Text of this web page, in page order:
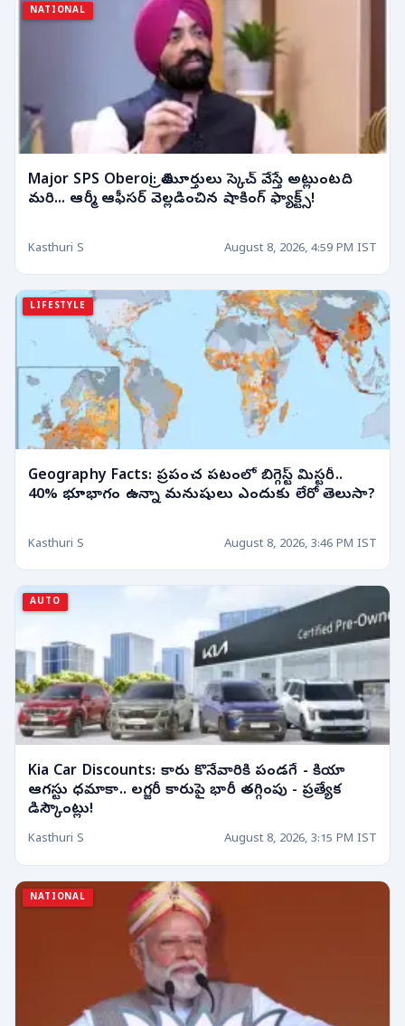
NATIONAL
Major SPS Oberoi: త్రిమూర్తులు స్కెచ్ వేస్తే అట్లుంటది
మరి... ఆర్మీ ఆఫీసర్ వెల్లడించిన షాకింగ్ ఫ్యాక్ట్స్!
Kasthuri S August 8, 2026, 4:59 PM IST
LIFESTYLE
Geography Facts: ప్రపంచ పటంలో బిగ్గెస్ట్ మిస్టరీ..
40% భూభాగం ఉన్నా మనుషులు ఎందుకు లేరో తెలుసా?
Kasthuri S August 8, 2026, 3:46 PM IST
AUTO
Kia Car Discounts: కారు కొనేవారికి పండగే - కియా
ఆగస్టు ధమాకా.. లగ్జరీ కారుపై భారీ తగ్గింపు - ప్రత్యేక
డిస్కౌంట్లు!
Kasthuri S August 8, 2026, 3:15 PM IST
NATIONAL